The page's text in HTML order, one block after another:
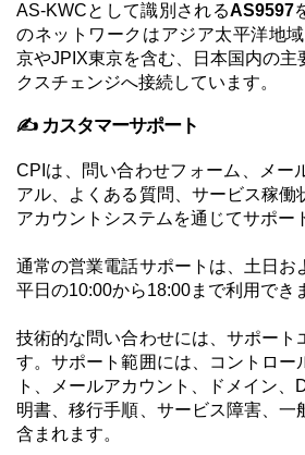
AS-KWCとして識別されるAS9597
のネットワークはアジア太平洋地
京やJPIX東京を含む、日本国内の主
クスチェンジへ接続しています。
✍️ カスタマーサポート
CPIは、問い合わせフォーム、メー
アル、よくある質問、サービス稼働
アカウントシステムを通じてサポー
通常の営業電話サポートは、土日お
平日の10:00から18:00まで利用でき
技術的な問い合わせには、サポート
す。サポート範囲には、コントロー
ト、メールアカウント、ドメイン
明書、移行手順、サービス障害、一
含まれます。